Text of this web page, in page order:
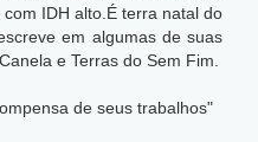
IDH alto. É terra natal do
em algumas de suas
e Terras do Sem Fim.
de seus trabalhos"